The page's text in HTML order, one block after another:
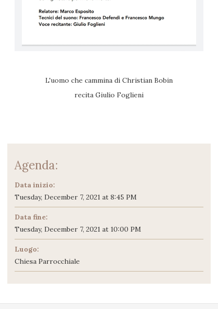
L'uomo che cammina di Christian Bobin
recita Giulio Foglieni
Agenda:
Data inizio:
Tuesday, December 7, 2021 at 8:45 PM
Data fine:
Tuesday, December 7, 2021 at 10:00 PM
Luogo:
Chiesa Parrocchiale